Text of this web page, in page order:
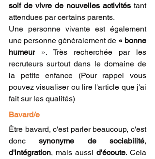
soif de vivre de nouvelles activités tant
attendues par certains parents.
Une personne vivante est également
une personne généralement de « bonne
humeur ». Très recherchée par les
recruteurs surtout dans le domaine de
la petite enfance (Pour rappel vous
pouvez visualiser ou lire l'article que j'ai
fait sur les qualités)
Bavard/e
Être bavard, c'est parler beaucoup, c'est
donc synonyme de sociabilité
d'intégration, mais aussi d'écoute. Cela